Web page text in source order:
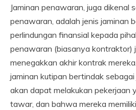
Jaminan penawaran, juga dikenal
penawaran, adalah jenis jaminan
perlindungan finansial kepada
penawaran (biasanya kontraktor)
menegakkan akhir kontrak
jaminan kutipan bertindak
akan dapat melakukan pekerjaan
tawar, dan bahwa mereka